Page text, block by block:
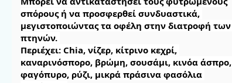
σπόρους ή να προσφερθεί συνδυαστικά,
μεγιστοποιώντας τα οφέλη στην διατροφή των
πτηνών.
Περιέχει: Chia, νίζερ, κίτρινο κεχρί,
καναρινόσπορο, βρώμη, σουσάμι, κινόα άσπρο,
φαγόπυρο, ρύζι, μικρά πράσινα φασόλια